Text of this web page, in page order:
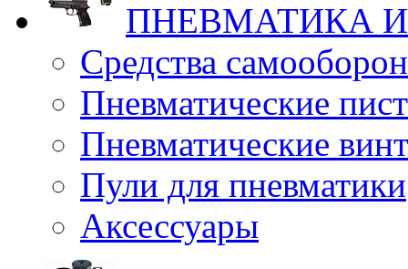
ПНЕВМАТИКА
Средства
Пневматические
Пневматические
Пули для пневматики
Аксессуары